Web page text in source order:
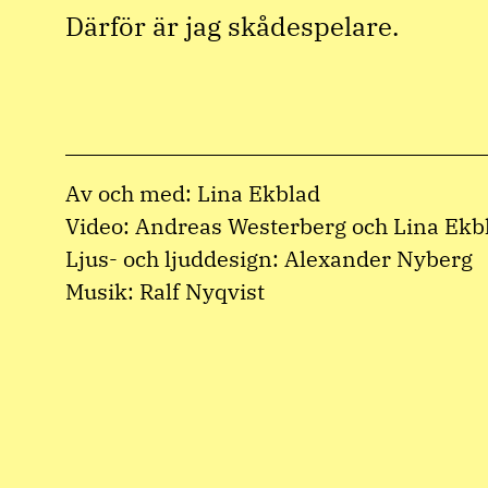
Därför är jag skådespelare.
Av och med: Lina Ekblad
Video: Andreas Westerberg och Lina
Ljus- och ljuddesign: Alexander Nyberg
Musik: Ralf Nyqvist